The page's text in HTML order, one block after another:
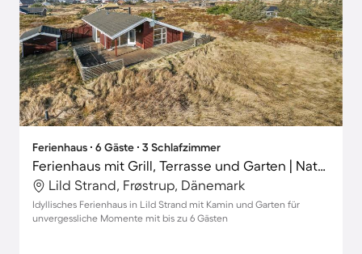
Ferienhaus ∙ 6 Gäste ∙ 3 Schlafzimmer
Ferienhaus mit Grill, Terrasse und Garten | Naturblick
Lild Strand, Frøstrup, Dänemark
Idyllisches Ferienhaus in Lild Strand mit Kamin und Garten für
unvergessliche Momente mit bis zu 6 Gästen